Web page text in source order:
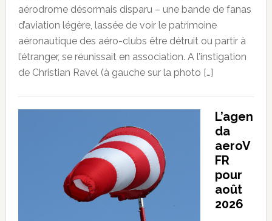
aérodrome désormais disparu – une bande de fanas
d’aviation légère, lassée de voir le patrimoine
aéronautique des aéro-clubs être détruit ou partir à
l’étranger, se réunissait en association. A l’instigation
de Christian Ravel (à gauche sur la photo […]
L’agen
da
aeroV
FR
pour
août
2026